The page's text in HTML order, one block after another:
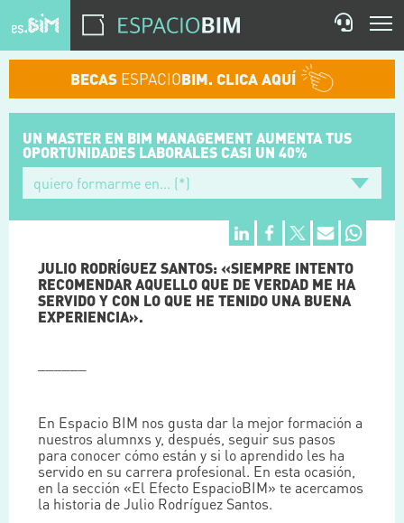
BECAS ESPACIOBIM. CLICA AQUÍ
UN MASTER EN BIM MANAGEMENTAUMENTA TUS
OPORTUNIDADES LABORALES CASI UN 40%
JULIO RODRÍGUEZ SANTOS: «SIEMPRE INTENTO
RECOMENDAR AQUELLO QUE DE VERDAD ME HA
SERVIDO Y CON LO QUE HE TENIDO UNA BUENA
EXPERIENCIA».
En Espacio BIM nos gusta dar la mejor formación a
nuestros alumnxs y, después, seguir sus pasos
para conocer cómo están y si lo aprendido les ha
servido en su carrera profesional. En esta ocasión,
en la sección «El Efecto EspacioBIM» te acercamos
la historia de Julio Rodríguez Santos.